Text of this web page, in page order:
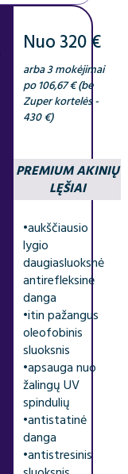
Nuo 320 €
arba 3 mokėjimai
po 106,67 € (be
Zuper kortelės -
430 €)
PREMIUM AKINIŲ
LĘŠIAI
•aukščiausio
lygio
daugiasluoksnė
antirefleksinė
danga
•itin pažangus
oleofobinis
sluoksnis
•apsauga nuo
žalingų UV
spindulių
•antistatinė
danga
•antistresinis